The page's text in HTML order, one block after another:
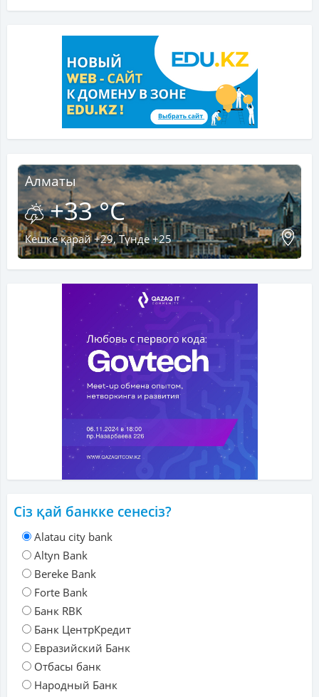
Алматы
+33 °C
Кешке қарай +29, Түнде +25
Сіз қай банкке сенесіз?
Alatau city bank
Altyn Bank
Bereke Bank
Forte Bank
Банк RBK
Банк ЦентрКредит
Евразийский Банк
Отбасы банк
Народный Банк